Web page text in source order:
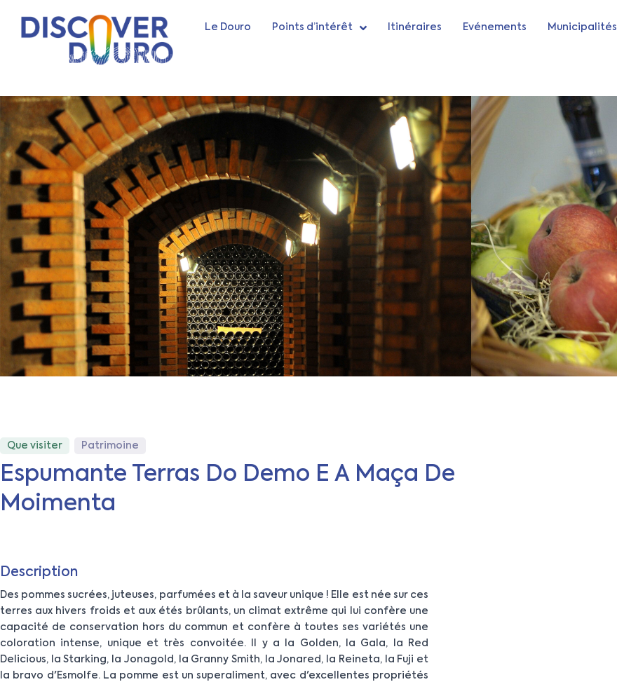
Le Douro Points d’intérêt Itinéraires Evénements Municipalités
Que visiter Patrimoine
Espumante Terras Do Demo E A Maça De
Moimenta
Description
Des pommes sucrées, juteuses, parfumées et à la saveur unique ! Elle est née sur ces
terres aux hivers froids et aux étés brûlants, un climat extrême qui lui confère une
capacité de conservation hors du commun et confère à toutes ses variétés une
coloration intense, unique et très convoitée. Il y a la Golden, la Gala, la Red
Delicious, la Starking, la Jonagold, la Granny Smith, la Jonared, la Reineta, la Fuji et
la bravo d'Esmolfe. La pomme est un superaliment, avec d'excellentes propriétés